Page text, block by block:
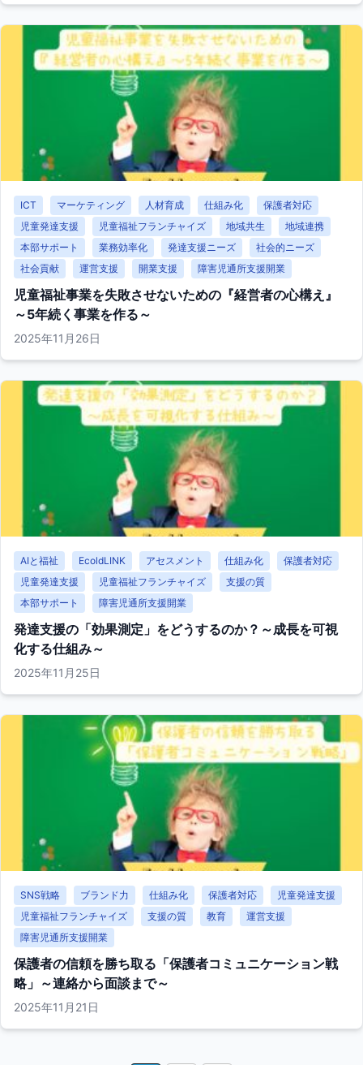
ICT マーケティング 人材育成 仕組み化
保護者対応
児童発達支援
児童福祉フランチャイズ 地域共生
地域連携
本部サポート
業務効率化 発達支援ニーズ
社会的ニーズ
社会貢献
運営支援 開業支援 障害児通所支援開業
児童福祉事業を失敗させないための『経営者の心構え』
～5年続く事業を作る～
2025年11月26日
AIと福祉 EcoldLINK アセスメント 仕組み化
保護者対応
児童発達支援
児童福祉フランチャイズ
支援の質
本部サポート
障害児通所支援開業
発達支援の「効果測定」をどうするのか？～成長を可視
化する仕組み～
2025年11月25日
SNS戦略 ブランド力 仕組み化 保護者対応
児童発達支援
児童福祉フランチャイズ
支援の質 教育
運営支援
障害児通所支援開業
保護者の信頼を勝ち取る「保護者コミュニケーション戦
略」～連絡から面談まで～
2025年11月21日